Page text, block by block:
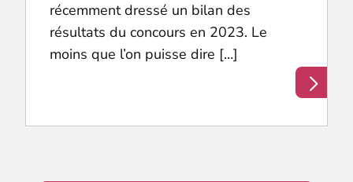
récemment dressé un bilan des
résultats du concours en 2023. Le
moins que l’on puisse dire […]